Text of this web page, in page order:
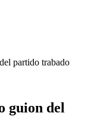
partido trabado
guion del